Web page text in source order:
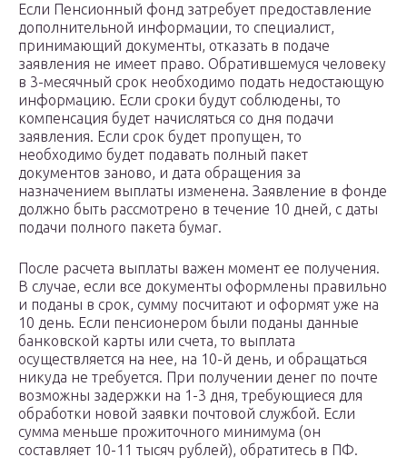
Если Пенсионный фонд затребует предоставление
дополнительной информации, то специалист,
принимающий документы, отказать в подаче
заявления не имеет право. Обратившемуся человеку
в 3-месячный срок необходимо подать недостающую
информацию. Если сроки будут соблюдены, то
компенсация будет начисляться со дня подачи
заявления. Если срок будет пропущен, то
необходимо будет подавать полный пакет
документов заново, и дата обращения за
назначением выплаты изменена. Заявление в фонде
должно быть рассмотрено в течение 10 дней, с даты
подачи полного пакета бумаг.
После расчета выплаты важен момент ее получения.
В случае, если все документы оформлены правильно
и поданы в срок, сумму посчитают и оформят уже на
10 день. Если пенсионером были поданы данные
банковской карты или счета, то выплата
осуществляется на нее, на 10-й день, и обращаться
никуда не требуется. При получении денег по почте
возможны задержки на 1-3 дня, требующиеся для
обработки новой заявки почтовой службой. Если
сумма меньше прожиточного минимума (он
составляет 10-11 тысяч рублей), обратитесь в ПФ.